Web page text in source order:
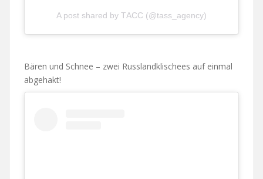
A post shared by ТАСС (@tass_agency)
Bären und Schnee – zwei Russlandklischees auf einmal
abgehakt!